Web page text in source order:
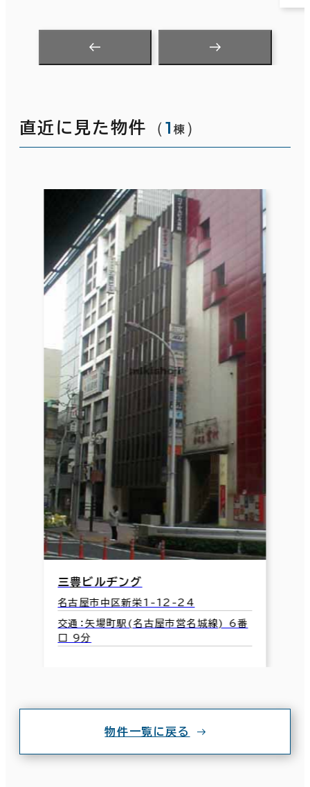
直近に見た物件 （1 棟 ）
三豊ビルヂング
名古屋市中区新栄1-12-24
交通：矢場町駅(名古屋市営名城線) 6番
口 9分
物件一覧に戻る